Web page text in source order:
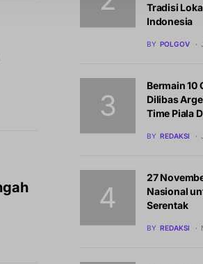
Tradisi
Indonesia
BY POLGOV
Bermain 10
Dilibas
Time Piala
BY REDAKSI
27
Nasional
Serentak
BY REDAKSI